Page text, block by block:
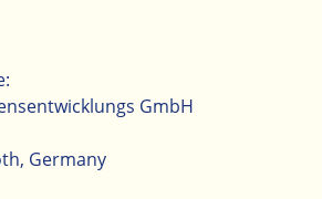
GmbH
Germany